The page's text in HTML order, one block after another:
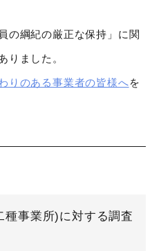
の綱紀の厳正な保持」に関
りました。
りのある事業者の皆様へを
事業所)に対する調査